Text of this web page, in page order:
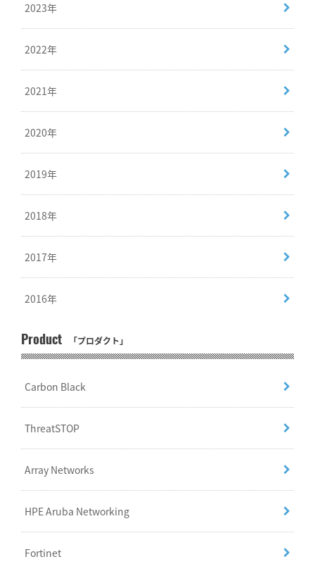
2023年
2022年
2021年
2020年
2019年
2018年
2017年
2016年
Product 「プロダクト」
Carbon Black
ThreatSTOP
Array Networks
HPE Aruba Networking
Fortinet